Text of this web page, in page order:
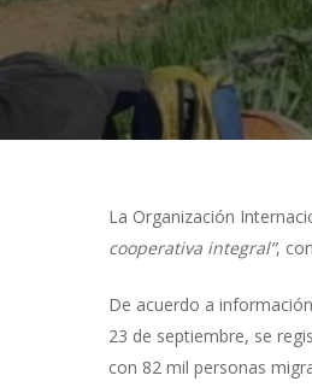
La Organización
cooperativa integral”,
De acuerdo a
23 de septiembre, se
con 82 mil personas